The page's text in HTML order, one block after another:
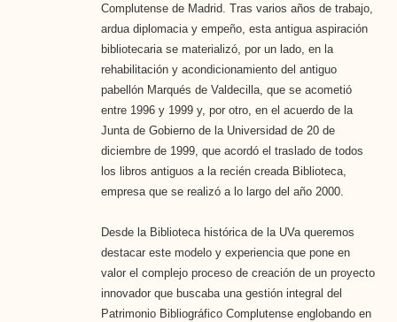
Complutense de Madrid. Tras varios años de trabajo,
ardua diplomacia y empeño, esta antigua aspiración
bibliotecaria se materializó, por un lado, en la
rehabilitación y acondicionamiento del antiguo
pabellón Marqués de Valdecilla, que se acometió
entre 1996 y 1999 y, por otro, en el acuerdo de la
Junta de Gobierno de la Universidad de 20 de
diciembre de 1999, que acordó el traslado de todos
los libros antiguos a la recién creada Biblioteca,
empresa que se realizó a lo largo del año 2000.
Desde la Biblioteca histórica de la UVa queremos
destacar este modelo y experiencia que pone en
valor el complejo proceso de creación de un proyecto
innovador que buscaba una gestión integral del
Patrimonio Bibliográfico Complutense englobando en